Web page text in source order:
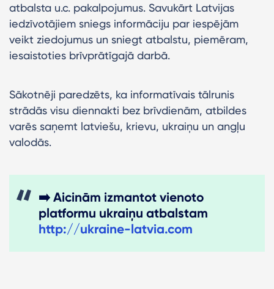
atbalsta u.c. pakalpojumus. Savukārt Latvijas
iedzīvotājiem sniegs informāciju par iespējām
veikt ziedojumus un sniegt atbalstu, piemēram,
iesaistoties brīvprātīgajā darbā.
Sākotnēji paredzēts, ka informatīvais tālrunis
strādās visu diennakti bez brīvdienām, atbildes
varēs saņemt latviešu, krievu, ukraiņu un angļu
valodās.
➡️ Aicinām izmantot vienoto
platformu ukraiņu atbalstam
http://ukraine-latvia.com